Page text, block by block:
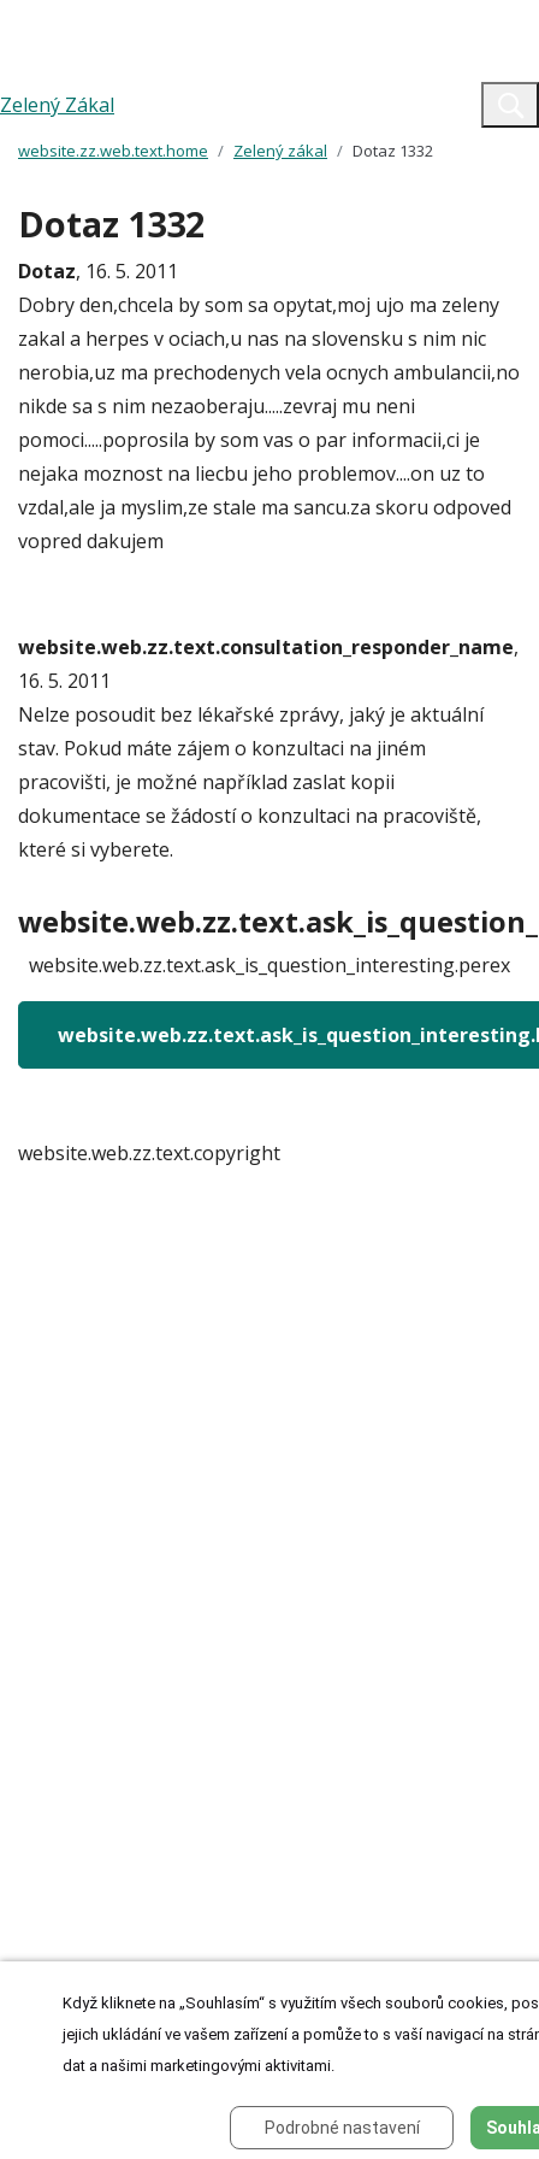
Zelený Zákal
website.zz.web.text.home Zelený zákal Dotaz 1332
Dotaz 1332
Dotaz, 16. 5. 2011
Dobry den,chcela by som sa opytat,moj ujo ma zeleny
zakal a herpes v ociach,u nas na slovensku s nim nic
nerobia,uz ma prechodenych vela ocnych ambulancii,no
nikde sa s nim nezaoberaju.....zevraj mu neni
pomoci.....poprosila by som vas o par informacii,ci je
nejaka moznost na liecbu jeho problemov....on uz to
vzdal,ale ja myslim,ze stale ma sancu.za skoru odpoved
vopred dakujem
website.web.zz.text.consultation_responder_name,
16. 5. 2011
Nelze posoudit bez lékařské zprávy, jaký je aktuální
stav. Pokud máte zájem o konzultaci na jiném
pracovišti, je možné například zaslat kopii
dokumentace se žádostí o konzultaci na pracoviště,
které si vyberete.
website.web.zz.text.ask_is_question_interesting.perex
website.web.zz.text.copyright
Když kliknete na „Souhlasím“ s využitím všech souborů cookies,
jejich ukládání ve vašem zařízení a pomůže to s vaší navigací na
dat a našimi marketingovými aktivitami.
Podrobné nastavení